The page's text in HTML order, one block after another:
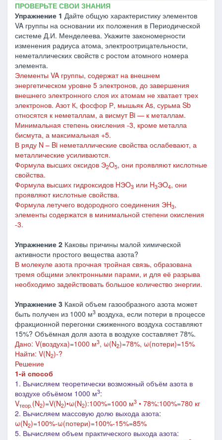
ПРОВЕРЬТЕ СВОИ ЗНАНИЯ
Упражнение 1 Дайте общую характеристику элементов
VA группы на основании их положения в Периодической
системе Д.И. Менделеева. Укажите закономерности
изменения радиуса атома, электроотрицательности,
неметаллических свойств с ростом атомного номера
элемента.
Элементы VA группы, содержат на внешнем
энергетическом уровне 5 электронов, до завершения
внешнего электронного слоя их атомам не хватает трех
электронов. Азот К, фосфор Р, мышьяк Аs, сурьма Sb
относятся к неметаллам, а висмут Bi — к металлам.
Минимальная степень окисления -3, кроме металла
бисмута, а максимальная +5.
В ряду N – Bi неметаллические свойства ослабевают, а
металлические усиливаются.
Формула высших оксидов Э2O5, они проявляют кислотные
свойства.
Формула высших гидроксидов HЭO3 или H3ЭO4, они
проявляют кислотные свойства.
Формула летучего водородного соединения ЭH3,
элементы содержатся в минимальной степени окисления
-3.
Упражнение 2 Каковы причины малой химической
активности простого вещества азота?
В молекуле азота прочная тройная связь, образована
тремя общими электронными парами, и для её разрыва
необходимо задействовать большое количество энергии.
Упражнение 3 Какой объем газообразного азота может
быть получен из 1000 м3 воздуха, если потери в процессе
фракционной перегонки сжиженного воздуха составляют
15%? Объёмная доля азота в воздухе составляет 78%.
Дано: V(воздуха)=1000 м3, ω(N2)=78%, ω(потери)=15%
Найти: V(N2)-?
Решение
1-й способ
1. Вычисляем теоретически возможный объём азота в
воздухе объёмом 1000 м3:
Vтеор. (N2)=V(N2)•ω(N2):100%=1000 м3 • 78%:100%=780 кг
2. Вычисляем массовую долю выхода азота:
ω(N2)=100%-ω(потери)=100%-15%=85%
5. Вычисляем объем практического выхода азота: